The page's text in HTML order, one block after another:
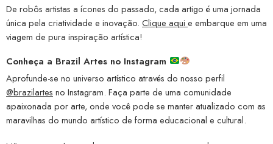
De robôs artistas a ícones do passado, cada artigo é uma jornada
única pela criatividade e inovação. Clique aqui e embarque em uma
viagem de pura inspiração artística!
Conheça a Brazil Artes no Instagram
Aprofunde-se no universo artístico através do nosso perfil
@brazilartes no Instagram. Faça parte de uma comunidade
apaixonada por arte, onde você pode se manter atualizado com as
maravilhas do mundo artístico de forma educacional e cultural.